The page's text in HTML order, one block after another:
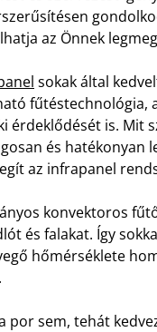
az Önnek
sokak által
fűtéstechnológia,
érdeklődését is. Mit
és hatékonyan
az infrapanel
konvektoros
és falakat. Így
hőmérséklete
por sem, tehát